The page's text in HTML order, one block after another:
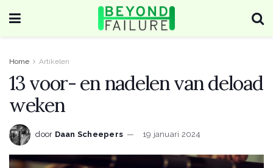
Home Artikelen
13 voor- en nadelen van deload
weken
door Daan Scheepers 19 januari 2024